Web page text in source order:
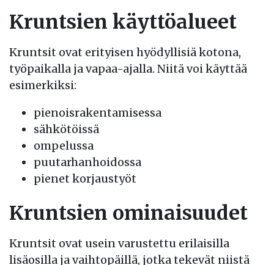
Kruntsien käyttöalueet
Kruntsit ovat erityisen hyödyllisiä kotona,
työpaikalla ja vapaa-ajalla. Niitä voi käyttää
esimerkiksi:
pienoisrakentamisessa
sähkötöissä
ompelussa
puutarhanhoidossa
pienet korjaustyöt
Kruntsien ominaisuudet
Kruntsit ovat usein varustettu erilaisilla
lisäosilla ja vaihtopäillä, jotka tekevät niistä